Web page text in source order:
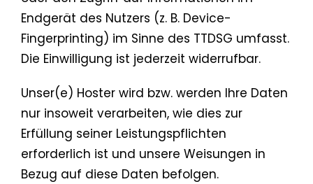
Endgerät des Nutzers (z. B. Device-
Fingerprinting) im Sinne des TTDSG umfasst.
Die Einwilligung ist jederzeit widerrufbar.
Unser(e) Hoster wird bzw. werden Ihre Daten
nur insoweit verarbeiten, wie dies zur
Erfüllung seiner Leistungspflichten
erforderlich ist und unsere Weisungen in
Bezug auf diese Daten befolgen.